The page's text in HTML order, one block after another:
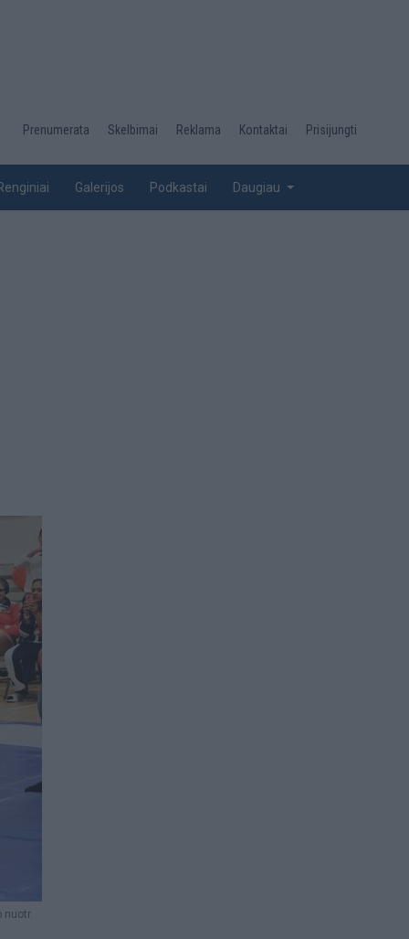
Desktop
top
Prenumerata Skelbimai Reklama Kontaktai Prisijungti
Galerijos Podkastai Daugiau
nuotr.